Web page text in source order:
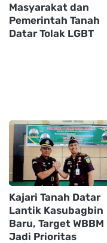
Masyarakat dan
Pemerintah Tanah
Datar Tolak LGBT
Kajari Tanah Datar
Lantik Kasubagbin
Baru, Target WBBM
Jadi Prioritas